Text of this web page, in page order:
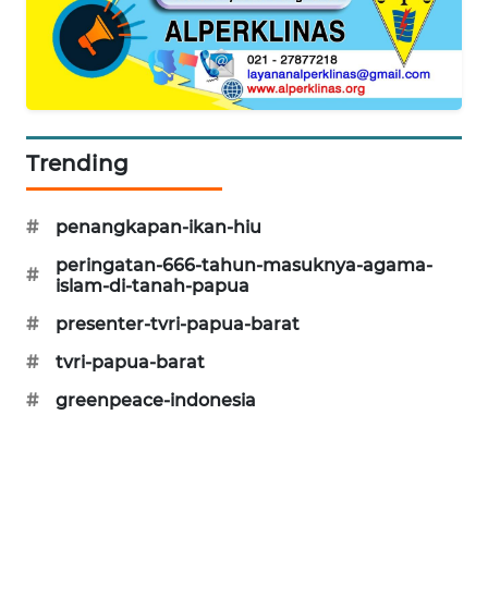
Trending
# penangkapan-ikan-hiu
#
peringatan-666-tahun-masuknya-agama-
islam-di-tanah-papua
#
presenter-tvri-papua-barat
#
tvri-papua-barat
#
greenpeace-indonesia
NEWS
KRT
KARING
NEWS
JURNAL
MARITIM
NEWS
GARONGGANG